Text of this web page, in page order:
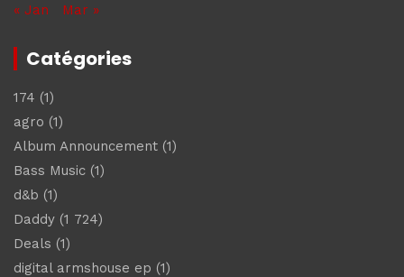
« Jan
Mar »
Catégories
174 (1)
agro (1)
Album Announcement (1)
Bass Music (1)
d&b (1)
Daddy (1 724)
Deals (1)
digital armshouse ep (1)